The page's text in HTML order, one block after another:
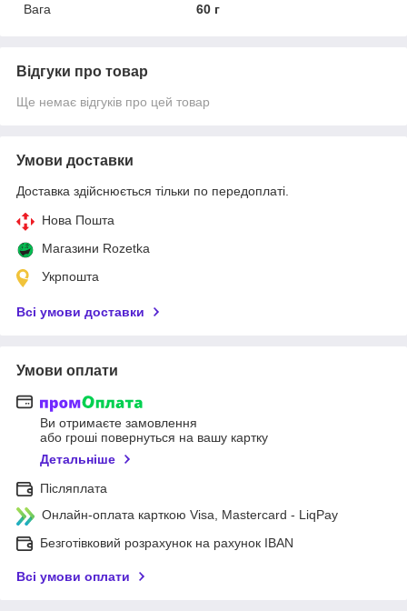
Вага
60 г
Відгуки про товар
Ще немає відгуків про цей товар
Умови доставки
Доставка здійснюється тільки по передоплаті.
Нова Пошта
Магазини Rozetka
Укрпошта
Всі умови доставки
Умови оплати
Ви отримаєте замовлення
або гроші повернуться на вашу картку
Детальніше
Післяплата
Онлайн-оплата карткою Visa, Mastercard - LiqPay
Безготівковий розрахунок на рахунок IBAN
Всі умови оплати